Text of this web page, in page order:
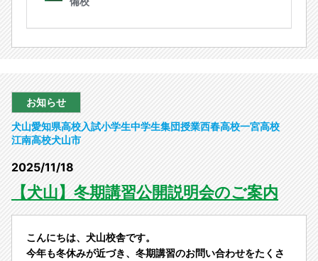
お知らせ
犬山愛知県高校入試小学生中学生集団授業西春高校一宮高校
江南高校犬山市
2025/11/18
【犬山】冬期講習公開説明会のご案内
こんにちは、犬山校舎です。
今年も冬休みが近づき、冬期講習のお問い合わせをたくさ